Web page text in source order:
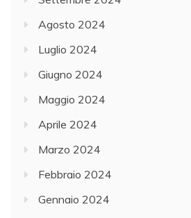
Agosto 2024
Luglio 2024
Giugno 2024
Maggio 2024
Aprile 2024
Marzo 2024
Febbraio 2024
Gennaio 2024